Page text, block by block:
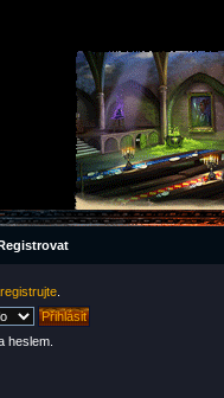
heslem.